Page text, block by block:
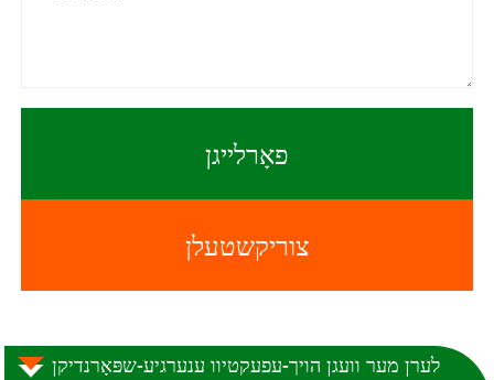
פאָרלייגן
צוריקשטעלן
לערן מער וועגן הויך-עפעקטיוו ענערגיע-שפּאָרנדיקן